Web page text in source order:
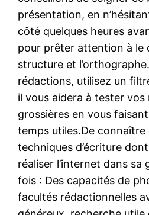
présentation, en
côté quelques heures
pour prêter attention à le
structure et
rédactions, utilisez un
il vous aidera à tester vos
grossières en vous
temps utiles.De
techniques d’écriture
réaliser l’internet dans sa
fois : Des capacités de
facultés rédactionnelles